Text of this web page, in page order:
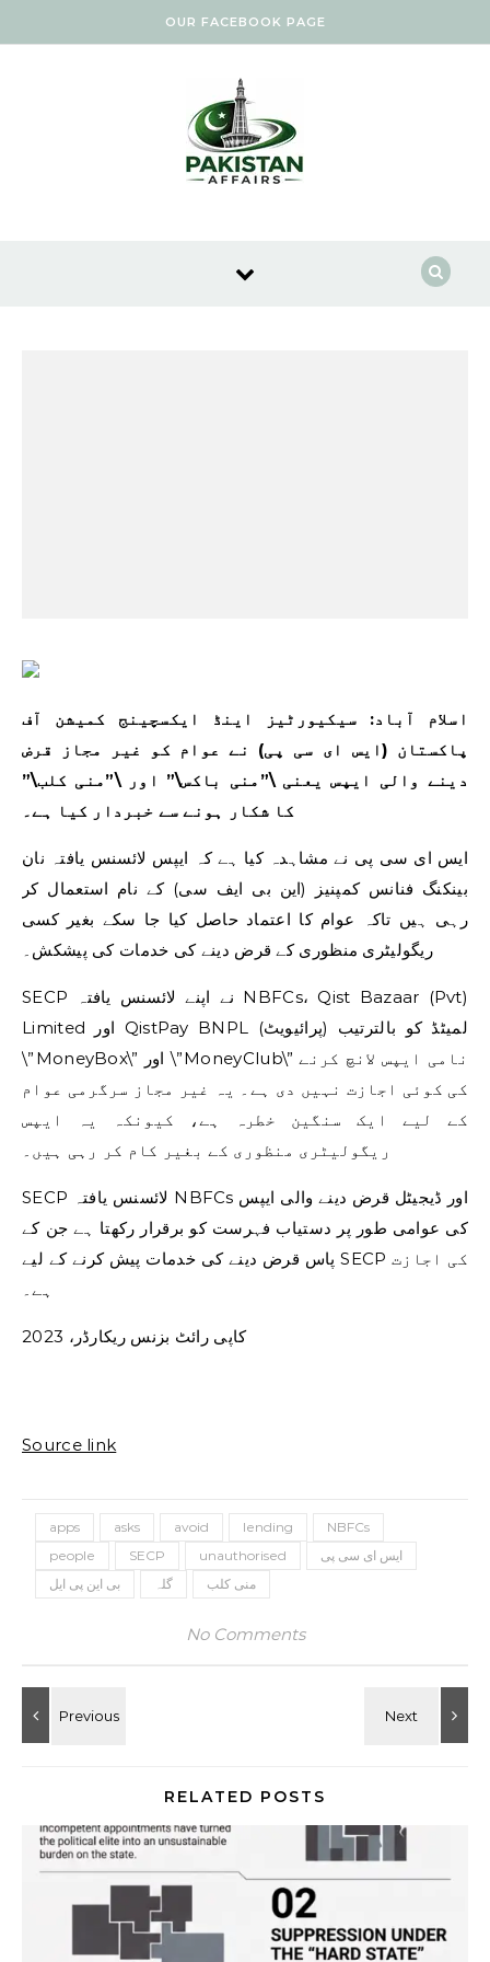
OUR FACEBOOK PAGE
اسلام آباد: سیکیورٹیز اینڈ ایکسچینج کمیشن آف
پاکستان (ایس ای سی پی) نے عوام کو غیر مجاز قرض
دینے والی ایپس یعنی \”منی باکس\” اور \”منی کلب\”
کا شکار ہونے سے خبردار کیا ہے۔
ایس ای سی پی نے مشاہدہ کیا ہے کہ ایپس لائسنس یافتہ نان
بینکنگ فنانس کمپنیز (این بی ایف سی) کے نام استعمال کر
رہی ہیں تاکہ عوام کا اعتماد حاصل کیا جا سکے بغیر کسی
ریگولیٹری منظوری کے قرض دینے کی خدمات کی پیشکش۔
SECP نے اپنے لائسنس یافتہ NBFCs، Qist Bazaar (Pvt)
Limited اور QistPay BNPL (پرائیویٹ) لمیٹڈ کو بالترتیب
\”MoneyBox\” اور \”MoneyClub\” نامی ایپس لانچ کرنے
کی کوئی اجازت نہیں دی ہے۔ یہ غیر مجاز سرگرمی عوام
کے لیے ایک سنگین خطرہ ہے، کیونکہ یہ ایپس
ریگولیٹری منظوری کے بغیر کام کر رہی ہیں۔
SECP لائسنس یافتہ NBFCs اور ڈیجیٹل قرض دینے والی ایپس
کی عوامی طور پر دستیاب فہرست کو برقرار رکھتا ہے جن کے
پاس قرض دینے کی خدمات پیش کرنے کے لیے SECP کی اجازت
ہے۔
کاپی رائٹ بزنس ریکارڈر، 2023
Source link
apps asks avoid lending
NBFCs
people
SECP unauthorised
ایس ای سی پی
بی این پی ایل
گلہ منی کلب
No Comments
RELATED POSTS